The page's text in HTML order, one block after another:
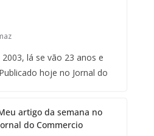
2003, lá se vão 23 anos e
hoje no Jornal do
artigo da semana no
do Commercio